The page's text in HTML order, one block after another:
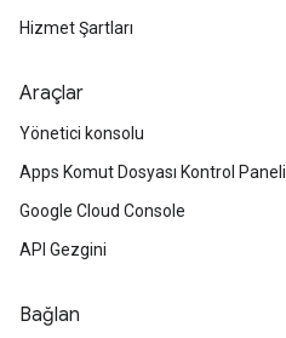
Hizmet Şartları
Araçlar
Yönetici konsolu
Apps Komut Dosyası Kontrol Paneli
Google Cloud Console
API Gezgini
Bağlan